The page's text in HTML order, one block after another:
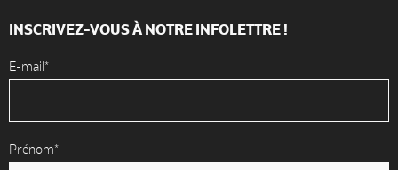
INSCRIVEZ-VOUS À NOTRE INFOLETTRE !
E-mail*
Prénom*